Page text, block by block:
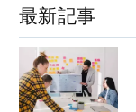
最新記事